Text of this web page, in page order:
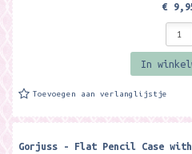
€
In
Toevoegen aan verlanglijstje
Gorjuss - Flat Pencil Case